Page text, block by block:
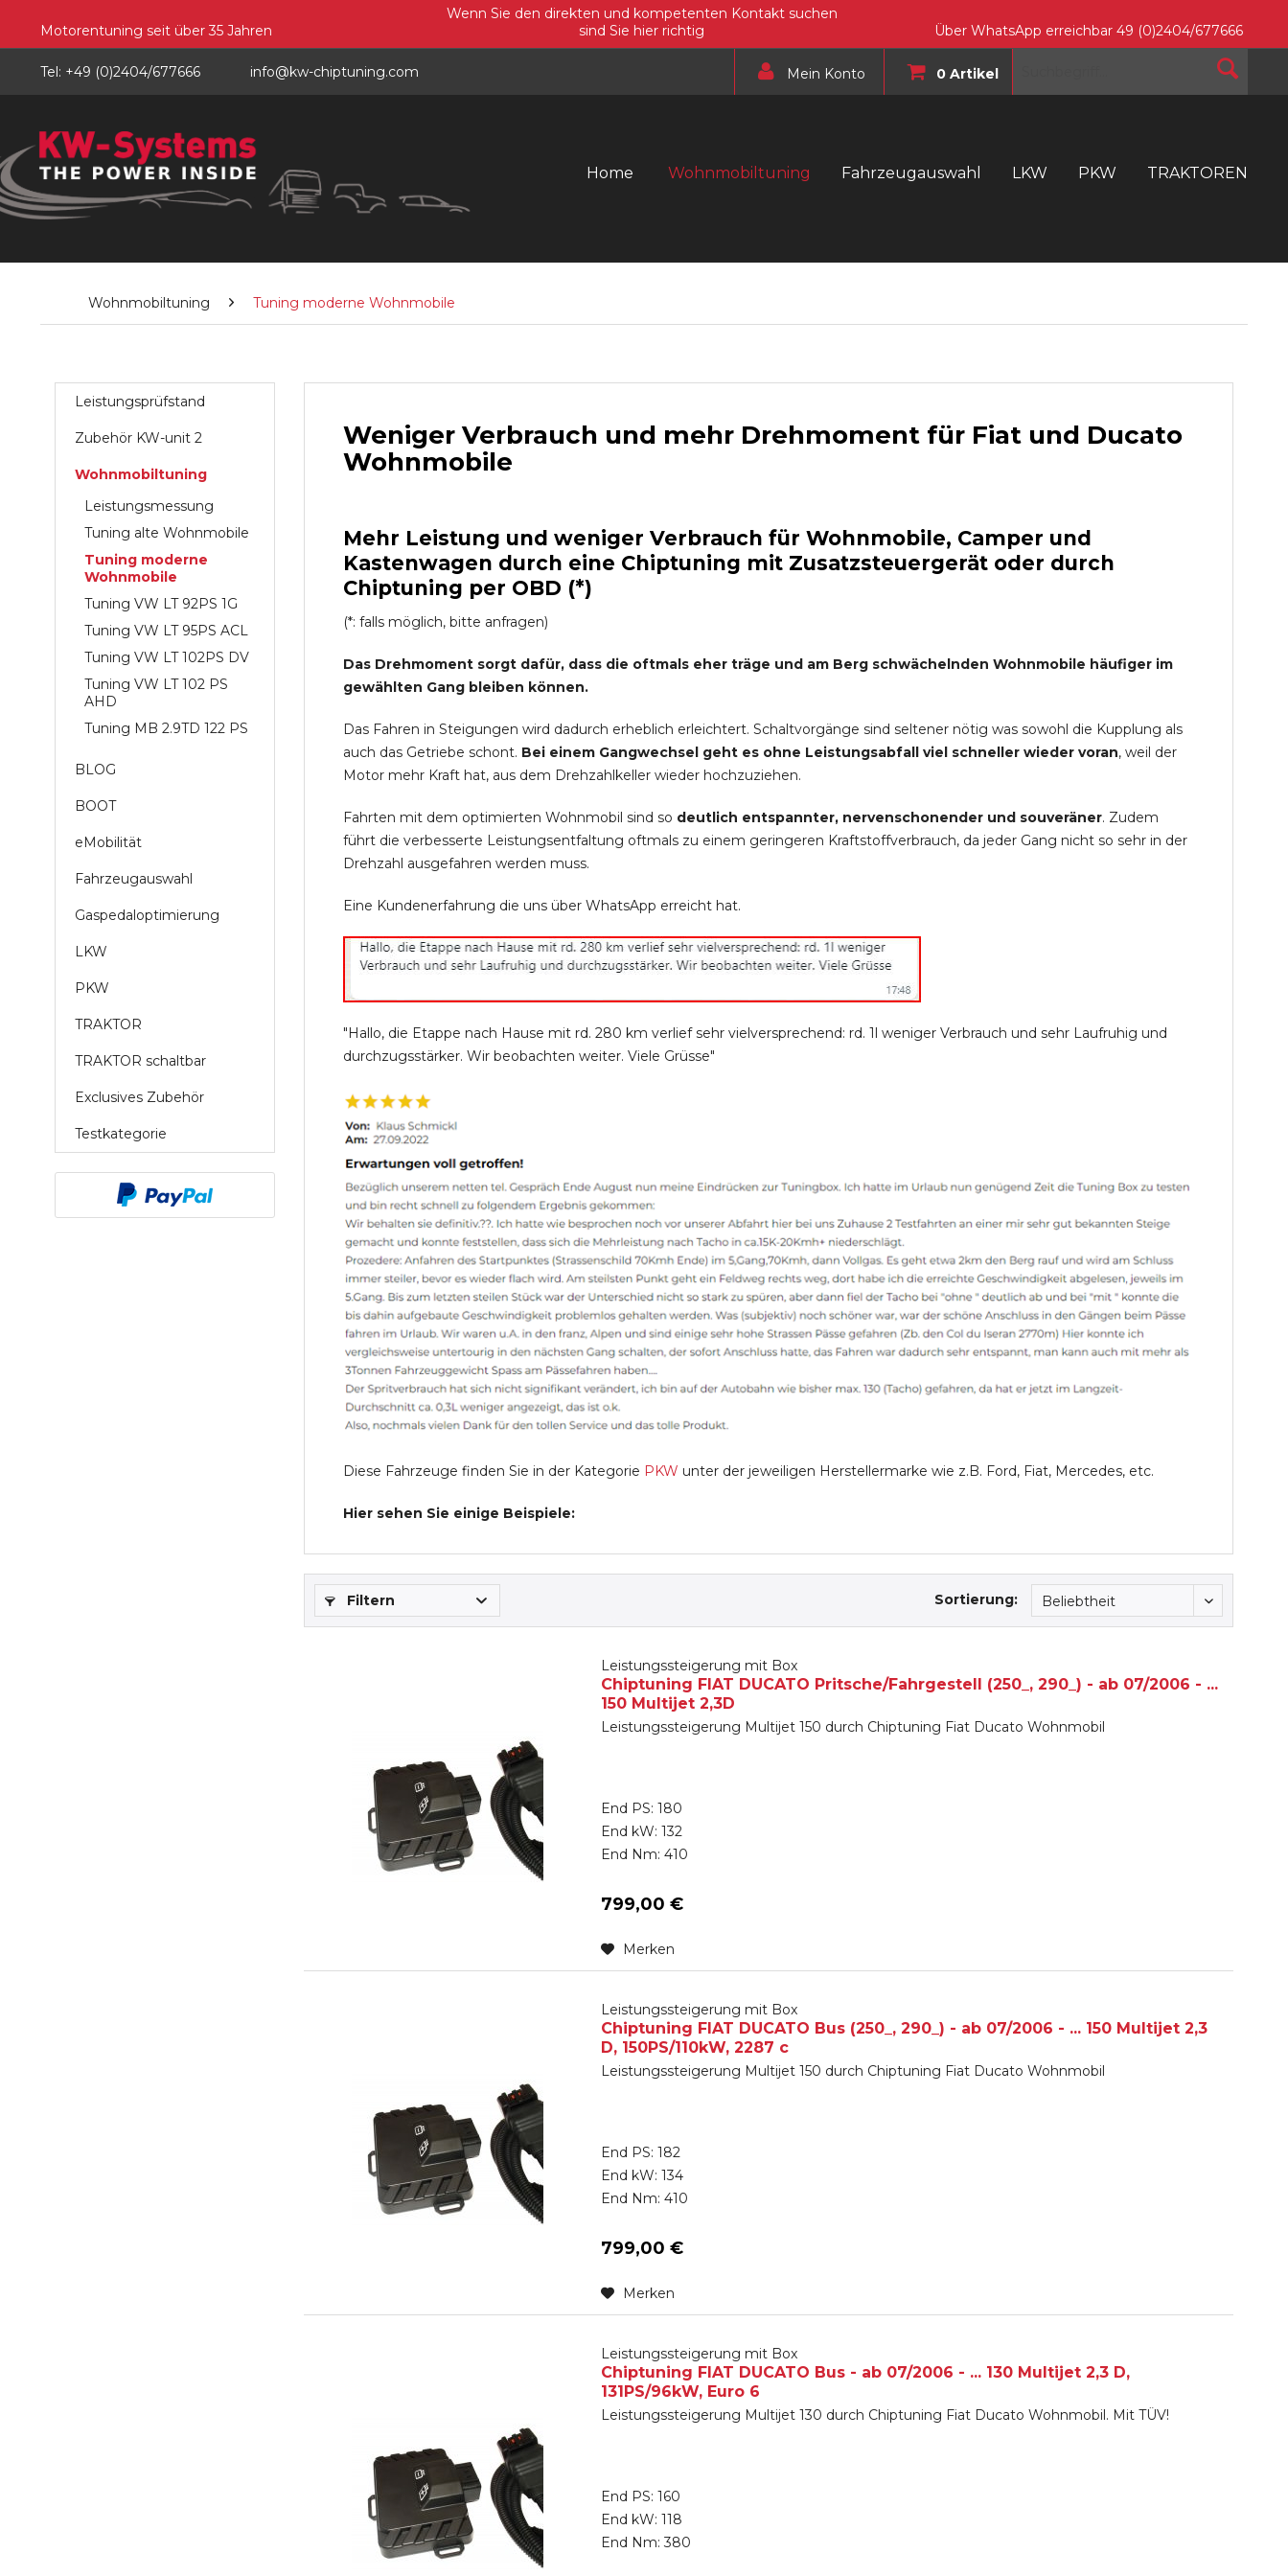
Motorentuning seit über 35 Jahren
Wenn Sie den direkten und kompetenten Kontakt suchen
sind Sie hier richtig
Über WhatsApp erreichbar 49 (0)2404/677666
Tel: +49 (0)2404/677666 info@kw-chiptuning.com Mein Konto 0 Artikel
Home Wohnmobiltuning Fahrzeugauswahl LKW PKW TRAKTOREN
Wohnmobiltuning Tuning moderne Wohnmobile
Leistungsprüfstand
Zubehör KW-unit 2
Wohnmobiltuning
Leistungsmessung
Tuning alte Wohnmobile
Tuning moderne
Wohnmobile
Tuning VW LT 92PS 1G
Tuning VW LT 95PS ACL
Tuning VW LT 102PS DV
Tuning VW LT 102 PS
AHD
Tuning MB 2.9TD 122 PS
BLOG
BOOT
eMobilität
Fahrzeugauswahl
Gaspedaloptimierung
LKW
PKW
TRAKTOR
TRAKTOR schaltbar
Exclusives Zubehör
Testkategorie
Weniger Verbrauch und mehr Drehmoment für Fiat und Ducato
Wohnmobile
Mehr Leistung und weniger Verbrauch für Wohnmobile, Camper und
Kastenwagen durch eine Chiptuning mit Zusatzsteuergerät oder durch
Chiptuning per OBD (*)
(*: falls möglich, bitte anfragen)
Das Drehmoment sorgt dafür, dass die oftmals eher träge und am Berg schwächelnden Wohnmobile häufiger im
gewählten Gang bleiben können.
Das Fahren in Steigungen wird dadurch erheblich erleichtert. Schaltvorgänge sind seltener nötig was sowohl die Kupplung als
auch das Getriebe schont. Bei einem Gangwechsel geht es ohne Leistungsabfall viel schneller wieder voran, weil der
Motor mehr Kraft hat, aus dem Drehzahlkeller wieder hochzuziehen.
Fahrten mit dem optimierten Wohnmobil sind so deutlich entspannter, nervenschonender und souveräner. Zudem
führt die verbesserte Leistungsentfaltung oftmals zu einem geringeren Kraftstoffverbrauch, da jeder Gang nicht so sehr in der
Drehzahl ausgefahren werden muss.
Eine Kundenerfahrung die uns über WhatsApp erreicht hat.
"Hallo, die Etappe nach Hause mit rd. 280 km verlief sehr vielversprechend: rd. 1l weniger Verbrauch und sehr Laufruhig und
durchzugsstärker. Wir beobachten weiter. Viele Grüsse"
Diese Fahrzeuge finden Sie in der Kategorie PKW unter der jeweiligen Herstellermarke wie z.B. Ford, Fiat, Mercedes, etc.
Hier sehen Sie einige Beispiele:
Filtern Sortierung:
Leistungssteigerung mit Box
Chiptuning FIAT DUCATO Pritsche/Fahrgestell (250_, 290_) - ab 07/2006 - ...
150 Multijet 2,3D
Leistungssteigerung Multijet 150 durch Chiptuning Fiat Ducato Wohnmobil
End PS: 180
End kW: 132
End Nm: 410
799,00 €
Merken
Leistungssteigerung mit Box
Chiptuning FIAT DUCATO Bus (250_, 290_) - ab 07/2006 - ... 150 Multijet 2,3
D, 150PS/110kW, 2287 c
Leistungssteigerung Multijet 150 durch Chiptuning Fiat Ducato Wohnmobil
End PS: 182
End kW: 134
End Nm: 410
799,00 €
Merken
Leistungssteigerung mit Box
Chiptuning FIAT DUCATO Bus - ab 07/2006 - ... 130 Multijet 2,3 D,
131PS/96kW, Euro 6
Leistungssteigerung Multijet 130 durch Chiptuning Fiat Ducato Wohnmobil. Mit TÜV!
End PS: 160
End kW: 118
End Nm: 380